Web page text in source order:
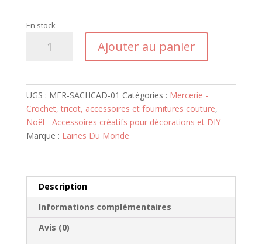
En stock
Ajouter au panier
UGS : MER-SACHCAD-01 Catégories : Mercerie -
Crochet, tricot, accessoires et fournitures couture,
Noël - Accessoires créatifs pour décorations et DIY
Marque : Laines Du Monde
Description
Informations complémentaires
Avis (0)